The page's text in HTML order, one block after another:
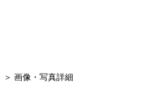
＞ 画像・写真詳細